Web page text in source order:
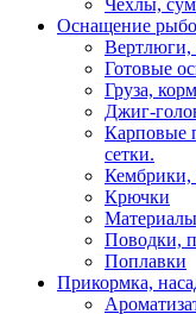
Чехлы,
Оснащение
Вертлюги,
Готовые
Груза,
Джиг-
Карповые
сетки.
Кембрики,
Крючки
Поводки,
Поплавки
Прикормка,